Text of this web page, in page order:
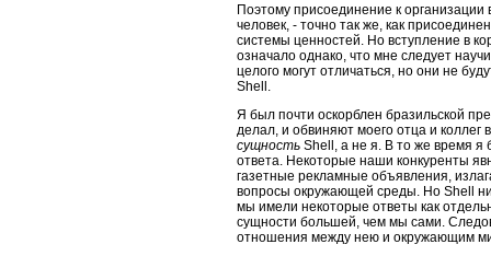
Поэтому присоединение к
человек, - точно так же, как
системы ценностей. Но вступление в
означало однако, что мне следует
целого могут отличаться, но они не
Shell.
Я был почти оскорблен бразильской
делал, и обвиняют моего отца и
сущность Shell, а не я. В то же время я
ответа. Некоторые наши конкуренты
газетные рекламные объявления,
вопросы окружающей среды. Но Shell
мы имели некоторые ответы как
сущности большей, чем мы сами.
отношения между нею и окружающим